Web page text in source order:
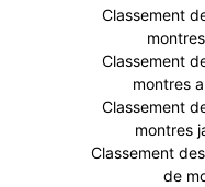
Classement
Classement
montres
Classement
montres
Classement
de